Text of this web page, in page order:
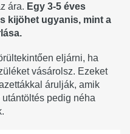
ára. Egy 3-5 éves
kijöhet ugyanis, mint a
eljárni, ha
vásárolsz. Ezeket
árulják, amik
pedig néha